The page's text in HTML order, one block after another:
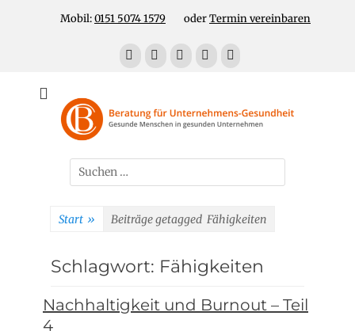
Header Top Menu
Mobil:0151 5074 1579 oderTermin vereinbaren
Facebook
Mail
LinkedInYouTube
Unternehmens-
Gesundheit!
Für gesunde Menschen in gesunden Unternehmen
Suchen
nach:
Start » Beiträge getagged Fähigkeiten
Schlagwort: Fähigkeiten
Nachhaltigkeit und Burnout – Teil
4